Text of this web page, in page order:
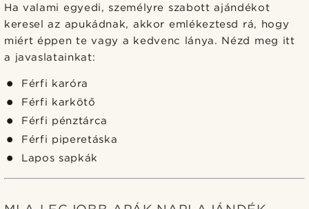
Ha valami egyedi, személyre szabott ajándékot
keresel az apukádnak, akkor emlékeztesd rá, hogy
miért éppen te vagy a kedvenc lánya. Nézd meg itt
a javaslatainkat:
Férfi karóra
Férfi karkötő
Férfi pénztárca
Férfi piperetáska
Lapos sapkák